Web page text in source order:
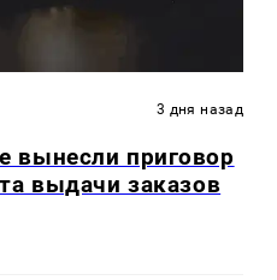
3 дня назад
вынесли приговор
выдачи заказов